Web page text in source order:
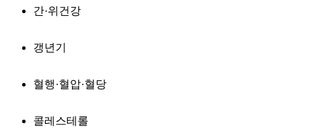
간·위건강
갱년기
혈행·혈압·혈당
콜레스테롤